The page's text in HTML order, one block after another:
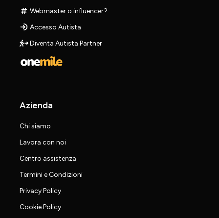
Webmaster o influencer?
Accesso Autista
Diventa Autista Partner
Azienda
Chi siamo
Lavora con noi
Centro assistenza
Termini e Condizioni
Privacy Policy
Cookie Policy